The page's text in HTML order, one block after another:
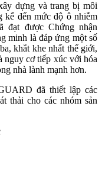
dựng và trang bị môi
kể đến mức độ ô nhiễm
đạt được Chứng nhận
minh là đáp ứng một số
khắt khe nhất thế giới,
nguy cơ tiếp xúc với hóa
nhà lành mạnh hơn.
đã thiết lập các
thải cho các nhóm sản